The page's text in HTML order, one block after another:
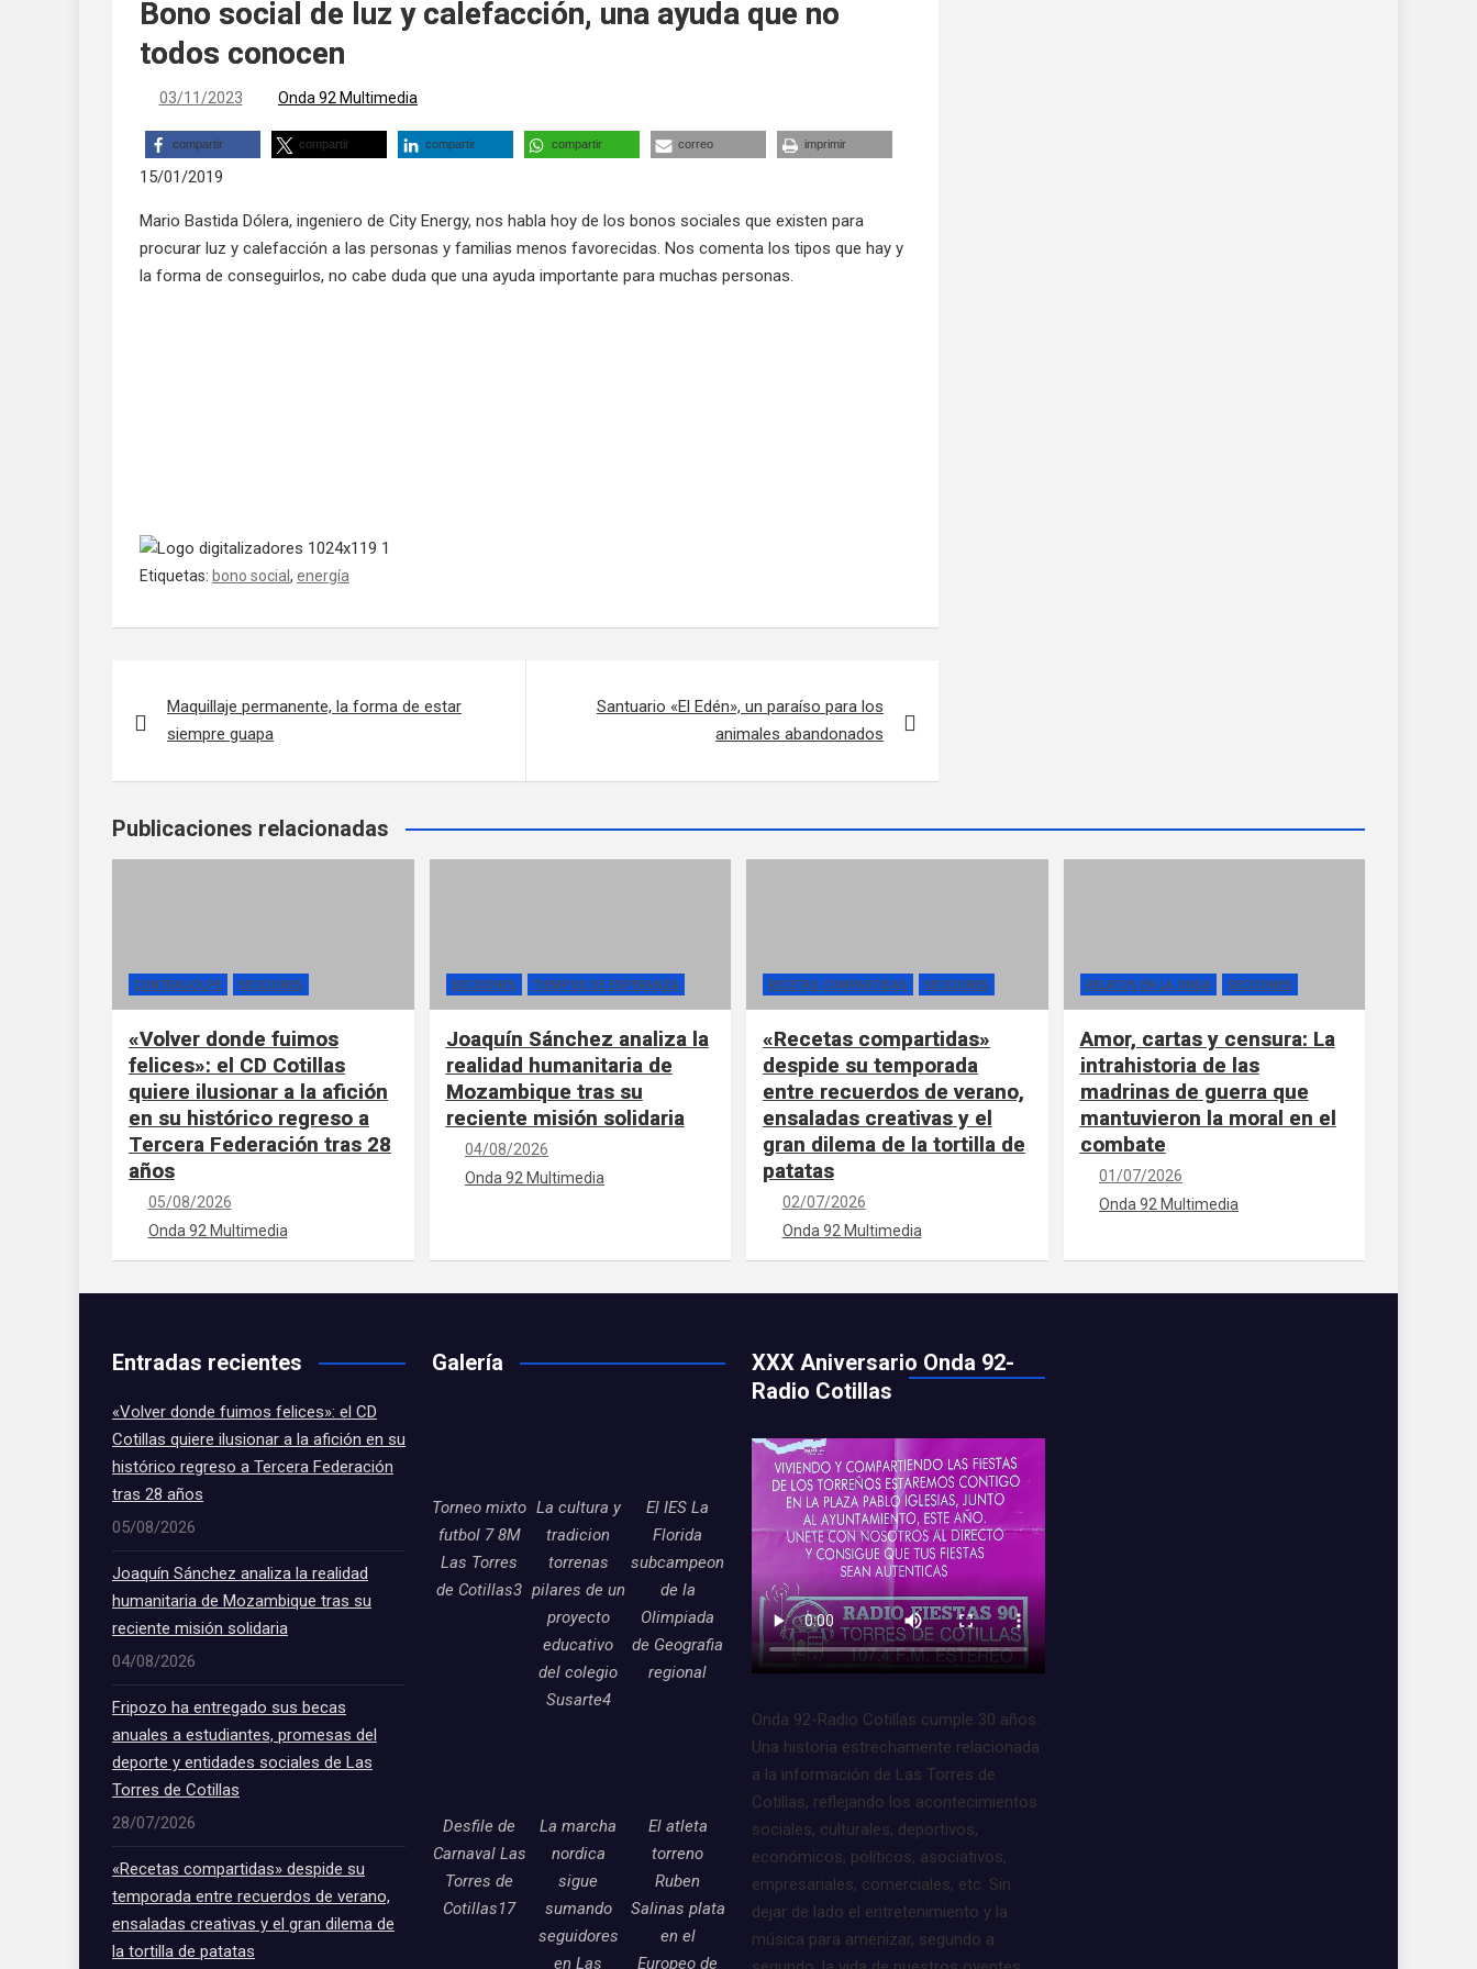
Bono social de luz y calefacción, una ayuda que no
todos conocen
03/11/2023 Onda 92 Multimedia
compartir compartir compartir compartir correo imprimir
15/01/2019
Mario Bastida Dólera, ingeniero de City Energy, nos habla hoy de los bonos sociales que existen para
procurar luz y calefacción a las personas y familias menos favorecidas. Nos comenta los tipos que hay y
la forma de conseguirlos, no cabe duda que una ayuda importante para muchas personas.
Etiquetas: bono social , energía
Maquillaje permanente, la forma de estar
siempre guapa
Santuario «El Edén», un paraíso para los
animales abandonados
Publicaciones relacionadas
CONTRAGOLPE SECCIONES
«Volver donde fuimos
felices»: el CD Cotillas
quiere ilusionar a la afición
en su histórico regreso a
Tercera Federación tras 28
años
05/08/2026
Onda 92 Multimedia
SECCIONES TIEMPOS DE ESPERANZA
Joaquín Sánchez analiza la
realidad humanitaria de
Mozambique tras su
reciente misión solidaria
04/08/2026
Onda 92 Multimedia
RECETAS COMPARTIDAS SECCIONES
«Recetas compartidas»
despide su temporada
entre recuerdos de verano,
ensaladas creativas y el
gran dilema de la tortilla de
patatas
02/07/2026
Onda 92 Multimedia
RELATOS EN LA ONDA SECCIONES
Amor, cartas y censura: La
intrahistoria de las
madrinas de guerra que
mantuvieron la moral en el
combate
01/07/2026
Onda 92 Multimedia
Entradas recientes
«Volver donde fuimos felices»: el CD
Cotillas quiere ilusionar a la afición en su
histórico regreso a Tercera Federación
tras 28 años
05/08/2026
Joaquín Sánchez analiza la realidad
humanitaria de Mozambique tras su
reciente misión solidaria
04/08/2026
Fripozo ha entregado sus becas
anuales a estudiantes, promesas del
deporte y entidades sociales de Las
Torres de Cotillas
28/07/2026
«Recetas compartidas» despide su
temporada entre recuerdos de verano,
ensaladas creativas y el gran dilema de
la tortilla de patatas
Galería
Torneo mixto
futbol 7 8M
Las Torres
de Cotillas3
La cultura y
tradicion
torrenas
pilares de un
proyecto
educativo
del colegio
Susarte4
El IES La
Florida
subcampeon
de la
Olimpiada
de Geografia
regional
Desfile de
Carnaval Las
Torres de
Cotillas17
La marcha
nordica
sigue
sumando
seguidores
en Las
El atleta
torreno
Ruben
Salinas plata
en el
Europeo de
XXX Aniversario Onda 92-
Radio Cotillas
Onda 92-Radio Cotillas cumple 30 años.
Una historia estrechamente relacionada
a la información de Las Torres de
Cotillas, reflejando los acontecimientos
sociales, culturales, deportivos,
económicos, políticos, asociativos,
empresariales, comerciales, etc. Sin
dejar de lado el entretenimiento y la
música para amenizar, segundo a